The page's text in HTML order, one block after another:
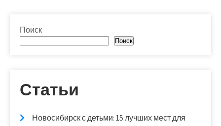
Поиск
Поиск
Статьи
Новосибирск с детьми: 15 лучших мест для